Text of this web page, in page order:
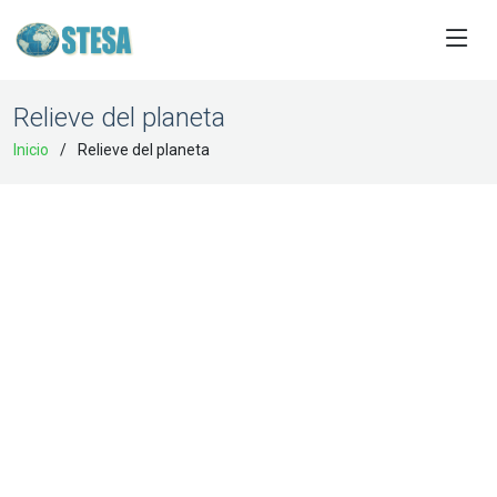
Relieve del planeta
Inicio Relieve del planeta